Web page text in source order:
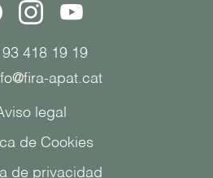
93 418 19 19
apat.cat
legal
de Cookies
de privacidad